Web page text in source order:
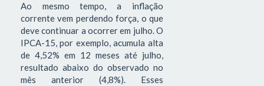
Ao mesmo tempo, a inflação
corrente vem perdendo força, o que
deve continuar a ocorrer em julho. O
IPCA-15, por exemplo, acumula alta
de 4,52% em 12 meses até julho,
resultado abaixo do observado no
mês anterior (4,8%). Esses